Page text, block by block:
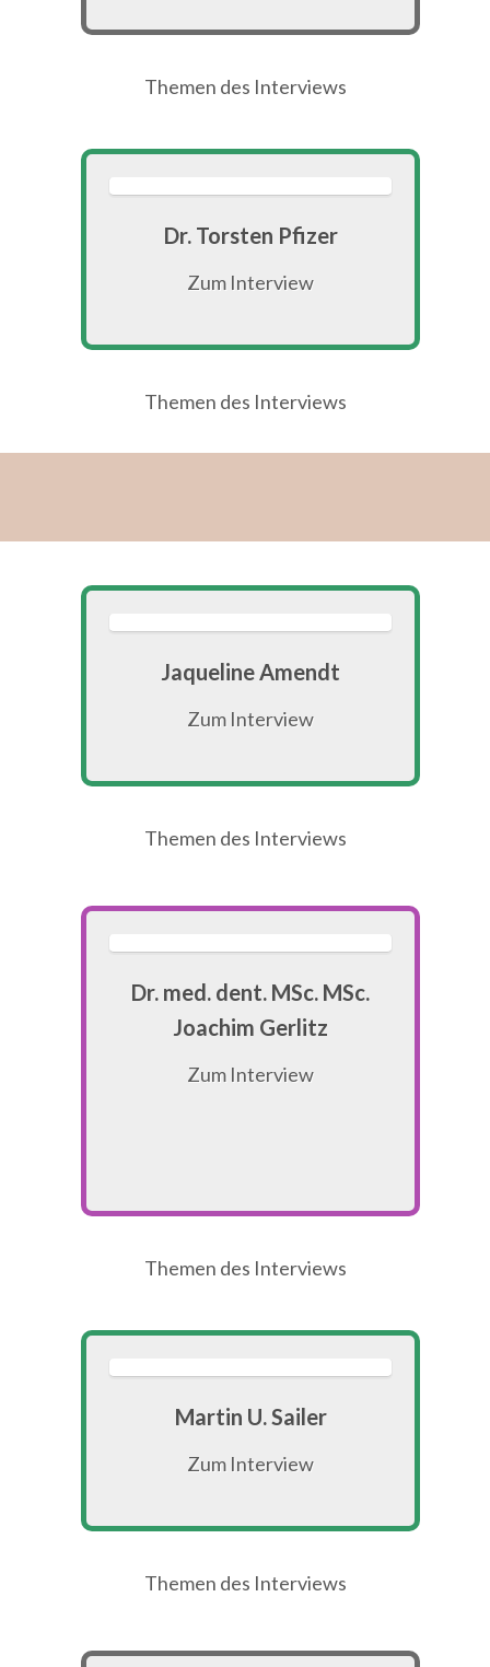
Themen des Interviews
Dr. Torsten Pfizer
Zum Interview
Themen des Interviews
Jaqueline Amendt
Zum Interview
Themen des Interviews
Dr. med. dent. MSc. MSc.
Joachim Gerlitz
Zum Interview
Themen des Interviews
Martin U. Sailer
Zum Interview
Themen des Interviews